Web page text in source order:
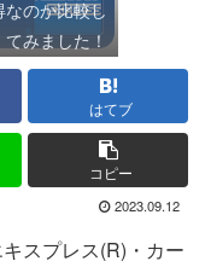
のか比較し
てみました！
はてブ
コピー
2023.09.12
スプレス(R)・カー